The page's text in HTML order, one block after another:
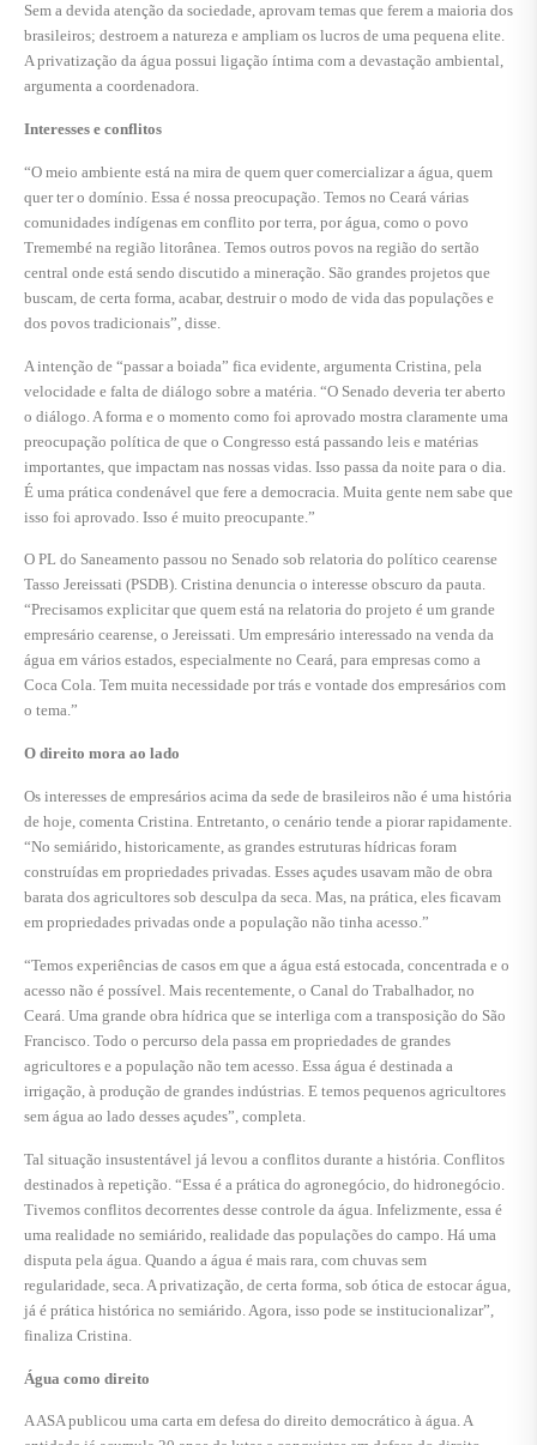
Sem a devida atenção da sociedade, aprovam temas que ferem a maioria dos
brasileiros; destroem a natureza e ampliam os lucros de uma pequena elite.
A privatização da água possui ligação íntima com a devastação ambiental,
argumenta a coordenadora.
Interesses e conflitos
“O meio ambiente está na mira de quem quer comercializar a água, quem
quer ter o domínio. Essa é nossa preocupação. Temos no Ceará várias
comunidades indígenas em conflito por terra, por água, como o povo
Tremembé na região litorânea. Temos outros povos na região do sertão
central onde está sendo discutido a mineração. São grandes projetos que
buscam, de certa forma, acabar, destruir o modo de vida das populações e
dos povos tradicionais”, disse.
A intenção de “passar a boiada” fica evidente, argumenta Cristina, pela
velocidade e falta de diálogo sobre a matéria. “O Senado deveria ter aberto
o diálogo. A forma e o momento como foi aprovado mostra claramente uma
preocupação política de que o Congresso está passando leis e matérias
importantes, que impactam nas nossas vidas. Isso passa da noite para o dia.
É uma prática condenável que fere a democracia. Muita gente nem sabe que
isso foi aprovado. Isso é muito preocupante.”
O PL do Saneamento passou no Senado sob relatoria do político cearense
Tasso Jereissati (PSDB). Cristina denuncia o interesse obscuro da pauta.
“Precisamos explicitar que quem está na relatoria do projeto é um grande
empresário cearense, o Jereissati. Um empresário interessado na venda da
água em vários estados, especialmente no Ceará, para empresas como a
Coca Cola. Tem muita necessidade por trás e vontade dos empresários com
o tema.”
O direito mora ao lado
Os interesses de empresários acima da sede de brasileiros não é uma história
de hoje, comenta Cristina. Entretanto, o cenário tende a piorar rapidamente.
“No semiárido, historicamente, as grandes estruturas hídricas foram
construídas em propriedades privadas. Esses açudes usavam mão de obra
barata dos agricultores sob desculpa da seca. Mas, na prática, eles ficavam
em propriedades privadas onde a população não tinha acesso.”
“Temos experiências de casos em que a água está estocada, concentrada e o
acesso não é possível. Mais recentemente, o Canal do Trabalhador, no
Ceará. Uma grande obra hídrica que se interliga com a transposição do São
Francisco. Todo o percurso dela passa em propriedades de grandes
agricultores e a população não tem acesso. Essa água é destinada a
irrigação, à produção de grandes indústrias. E temos pequenos agricultores
sem água ao lado desses açudes”, completa.
Tal situação insustentável já levou a conflitos durante a história. Conflitos
destinados à repetição. “Essa é a prática do agronegócio, do hidronegócio.
Tivemos conflitos decorrentes desse controle da água. Infelizmente, essa é
uma realidade no semiárido, realidade das populações do campo. Há uma
disputa pela água. Quando a água é mais rara, com chuvas sem
regularidade, seca. A privatização, de certa forma, sob ótica de estocar água,
já é prática histórica no semiárido. Agora, isso pode se institucionalizar”,
finaliza Cristina.
Água como direito
A ASA publicou uma carta em defesa do direito democrático à água. A